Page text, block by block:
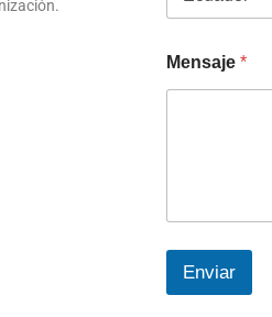
Mensaje *
Enviar